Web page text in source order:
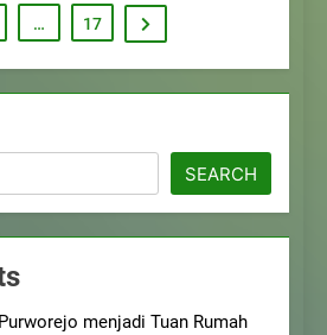
… 17
SEARCH
menjadi Tuan Rumah